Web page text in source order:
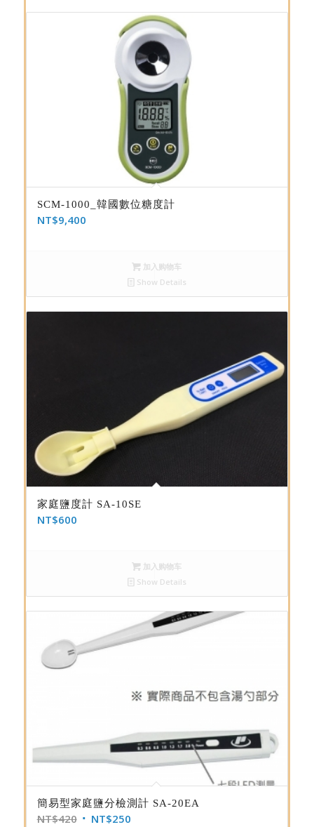
SCM-1000_韓國數位糖度計
NT$9,400
加入购物车
Show Details
家庭鹽度計 SA-10SE
NT$600
加入购物车
Show Details
簡易型家庭鹽分檢測計 SA-20EA
NT$420 NT$250